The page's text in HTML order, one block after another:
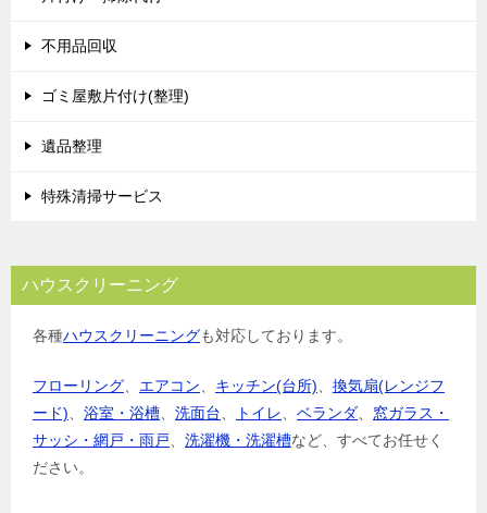
不用品回収
ゴミ屋敷片付け(整理)
遺品整理
特殊清掃サービス
ハウスクリーニング
各種ハウスクリーニングも対応しております。
フローリング エアコン キッチン(台所)
換気扇(レンジフ
ード)
浴室・浴槽 洗面台 トイレ ベランダ
窓ガラス・
サッシ・網戸・雨戸
洗濯機・洗濯槽など、すべてお任せく
ださい。